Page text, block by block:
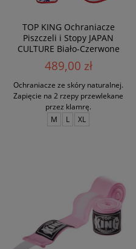
TOP KING Ochraniacze
Piszczeli i Stopy JAPAN
CULTURE Biało-Czerwone
489,00 zł
Ochraniacze ze skóry naturalnej.
Zapięcie na 2 rzepy przewlekane
przez klamrę.
M
L XL